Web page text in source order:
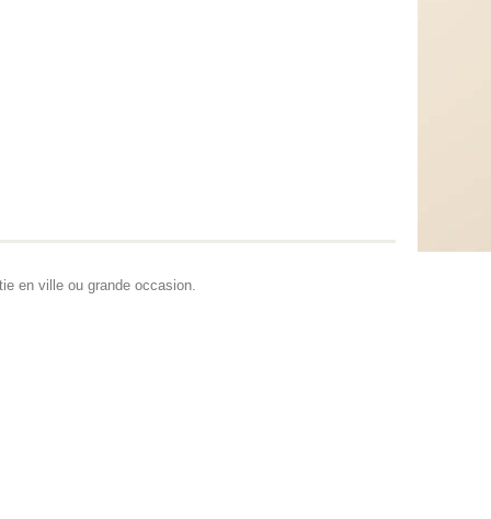
en ville ou grande occasion.